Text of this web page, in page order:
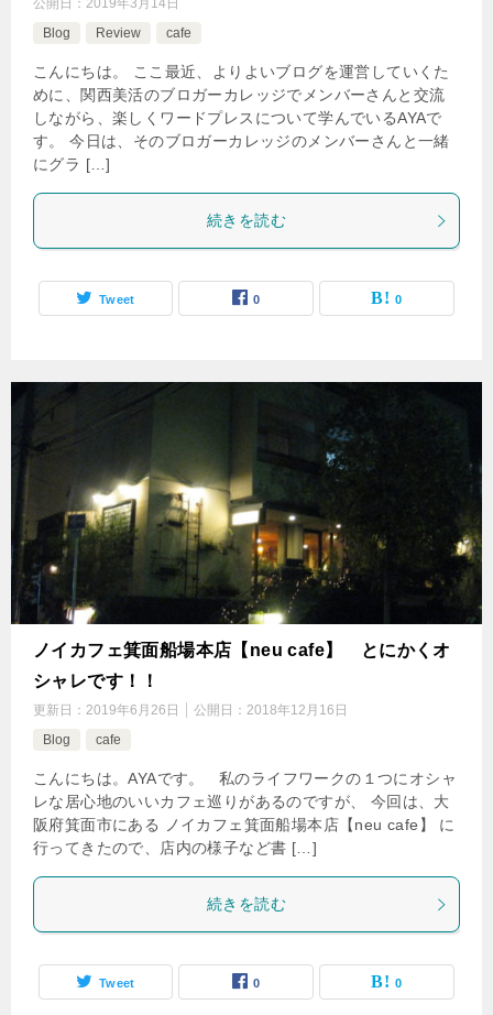
公開日： 2019年3月14日
Blog
Review cafe
こんにちは。 ここ最近、よりよいブログを運営していくた
めに、関西美活のブロガーカレッジでメンバーさんと交流
しながら、楽しくワードプレスについて学んでいるAYAで
す。 今日は、そのブロガーカレッジのメンバーさんと一緒
にグラ […]
続きを読む
Tweet 0 0
ノイカフェ箕面船場本店【neu cafe】 とにかくオ
シャレです！！
更新日： 2019年6月26日 公開日： 2018年12月16日
Blog
cafe
こんにちは。AYAです。 私のライフワークの１つにオシャ
レな居心地のいいカフェ巡りがあるのですが、 今回は、大
阪府箕面市にある ノイカフェ箕面船場本店【neu cafe】 に
行ってきたので、店内の様子など書 […]
続きを読む
Tweet 0 0